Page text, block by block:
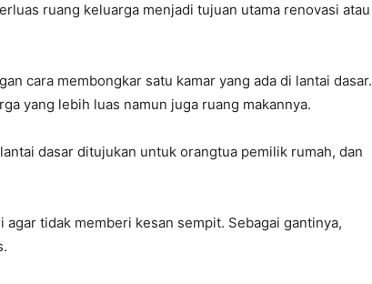
ruang keluarga menjadi tujuan utama renovasi atau
cara membongkar satu kamar yang ada di lantai dasar.
yang lebih luas namun juga ruang makannya.
dasar ditujukan untuk orangtua pemilik rumah, dan
tidak memberi kesan sempit. Sebagai gantinya,